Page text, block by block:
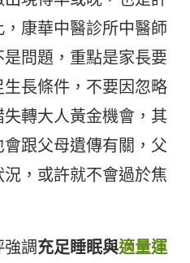
康華中醫診所中醫師
問題，重點是家長要
長條件，不要因忽略
轉大人黃金機會，其
跟父母遺傳有關，父
，或許就不會過於焦
調充足睡眠與適量運